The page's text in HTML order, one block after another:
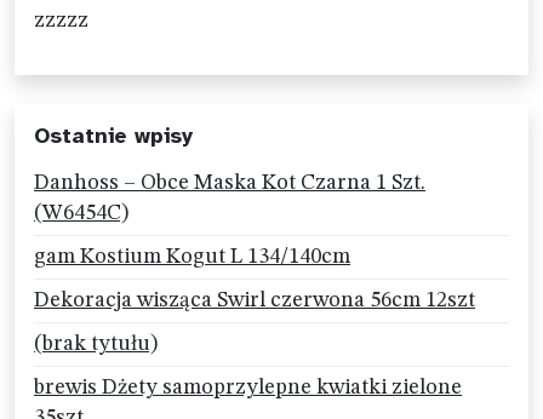
zzzzz
Ostatnie wpisy
Danhoss – Obce Maska Kot Czarna 1 Szt.
(W6454C)
gam Kostium Kogut L 134/140cm
Dekoracja wisząca Swirl czerwona 56cm 12szt
(brak tytułu)
brewis Dżety samoprzylepne kwiatki zielone